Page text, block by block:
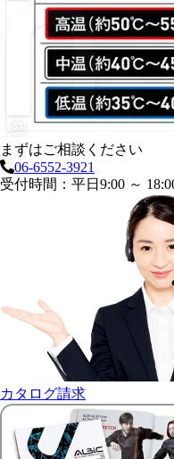
まずはご相談ください
06-6552-3921
受付時間：平日9:00 ～
カタログ請求